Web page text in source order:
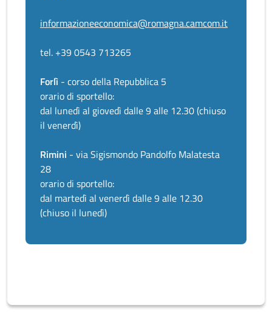
informazioneeconomica@romagna.camcom.it
tel. +39 0543 713265
Forlì - corso della Repubblica 5
orario di sportello:
dal lunedì al giovedì dalle 9 alle 12.30 (chiuso
il venerdì)
Rimini - via Sigismondo Pandolfo Malatesta
28
orario di sportello:
dal martedì al venerdì dalle 9 alle 12.30
(chiuso il lunedì)